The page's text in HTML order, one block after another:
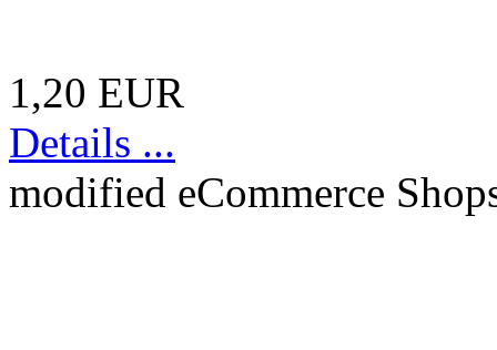
1,20 EUR
Details ...
modified eCommerce